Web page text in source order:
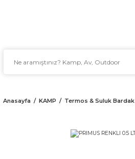
Anasayfa KAMP Termos & Suluk Bardak